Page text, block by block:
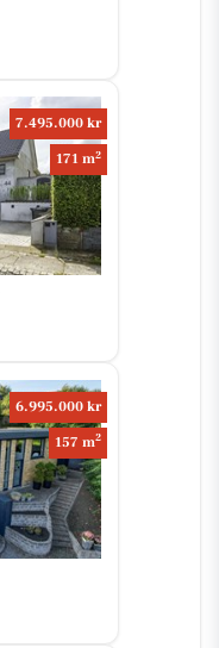
7.495.000 kr
171 m2
6.995.000 kr
157 m2